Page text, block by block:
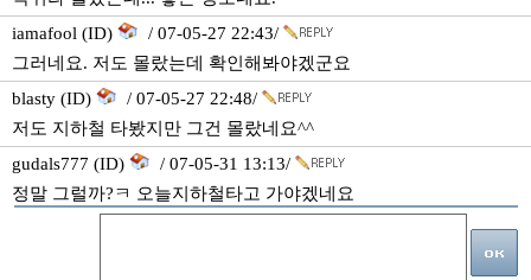
iamafool (ID)
/ 07-05-27 22:43/
그러네요. 저도 몰랐는데 확인해봐야겠군요
blasty (ID)
/ 07-05-27 22:48/
저도 지하철 타봤지만 그건 몰랐네요^^
gudals777 (ID)
/ 07-05-31 13:13/
정말 그럴까?ㅋ 오늘지하철타고 가야겠네요